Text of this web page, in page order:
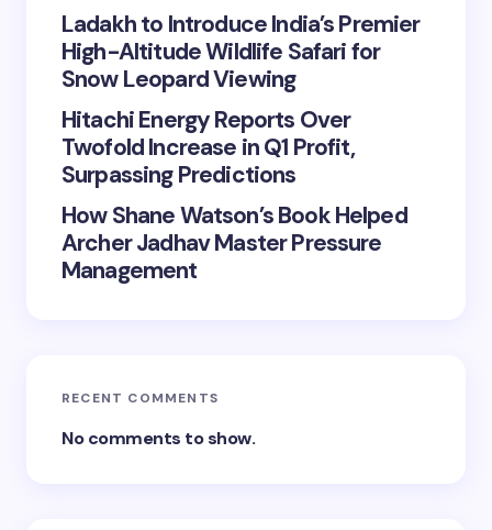
Ladakh to Introduce India’s Premier
High-Altitude Wildlife Safari for
Snow Leopard Viewing
Hitachi Energy Reports Over
Twofold Increase in Q1 Profit,
Surpassing Predictions
How Shane Watson’s Book Helped
Archer Jadhav Master Pressure
Management
RECENT COMMENTS
No comments to show.